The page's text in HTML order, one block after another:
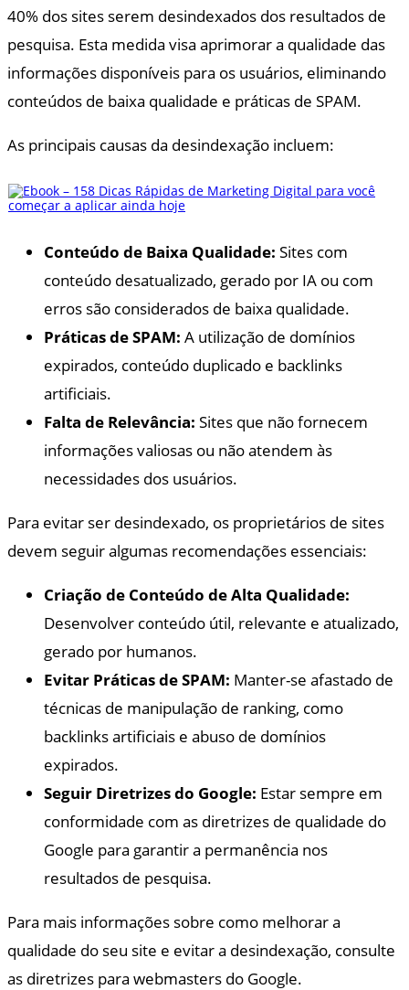
40% dos sites serem desindexados dos resultados de
pesquisa. Esta medida visa aprimorar a qualidade das
informações disponíveis para os usuários, eliminando
conteúdos de baixa qualidade e práticas de SPAM.
As principais causas da desindexação incluem:
Conteúdo de Baixa Qualidade: Sites com
conteúdo desatualizado, gerado por IA ou com
erros são considerados de baixa qualidade.
Práticas de SPAM: A utilização de domínios
expirados, conteúdo duplicado e backlinks
artificiais.
Falta de Relevância: Sites que não fornecem
informações valiosas ou não atendem às
necessidades dos usuários.
Para evitar ser desindexado, os proprietários de sites
devem seguir algumas recomendações essenciais:
Criação de Conteúdo de Alta Qualidade:
Desenvolver conteúdo útil, relevante e atualizado,
gerado por humanos.
Evitar Práticas de SPAM: Manter-se afastado de
técnicas de manipulação de ranking, como
backlinks artificiais e abuso de domínios
expirados.
Seguir Diretrizes do Google: Estar sempre em
conformidade com as diretrizes de qualidade do
Google para garantir a permanência nos
resultados de pesquisa.
Para mais informações sobre como melhorar a
qualidade do seu site e evitar a desindexação, consulte
as diretrizes para webmasters do Google.